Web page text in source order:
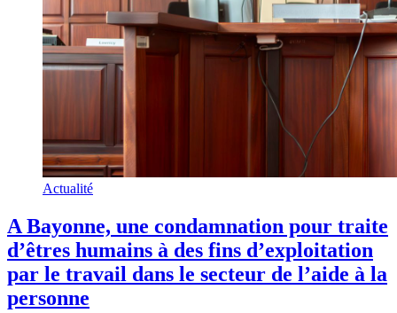
Actualité
A Bayonne, une condamnation pour traite
d’êtres humains à des fins d’exploitation
par le travail dans le secteur de l’aide à la
personne